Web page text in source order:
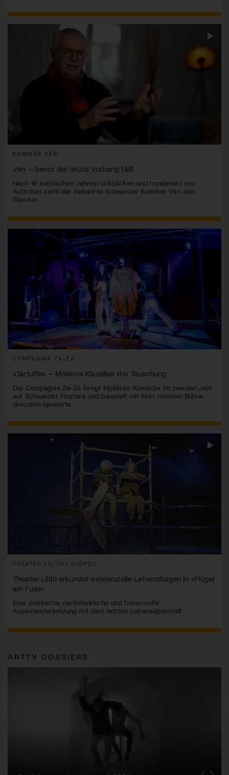
KOMIKER VERI
Veri – bevor der letzte Vorhang fällt
Nach 19 satirischen Jahresrückblicken und hunderten von
Auftritten zieht der bekannte Schweizer Komiker Veri den
Stecker.
COMPAGNIA ZA-ZÀ
«Tartuffe» – Molières Klassiker der Täuschung
Die Compagnia Za-Zà bringt Molières Komödie im zweiten Jahr
auf Schweizer Tournee und bespielt mit ihrer mobilen Bühne
dreizehn Spielorte.
THEATER LILITH | SÜDPOL
Theater Lilith erkundet existenzielle Lebensfragen in «Flügel
am Fuss»
Eine poetische, nachdenkliche und humorvolle
Auseinandersetzung mit dem letzten Lebensabschnitt
ARTTV DOSSIERS